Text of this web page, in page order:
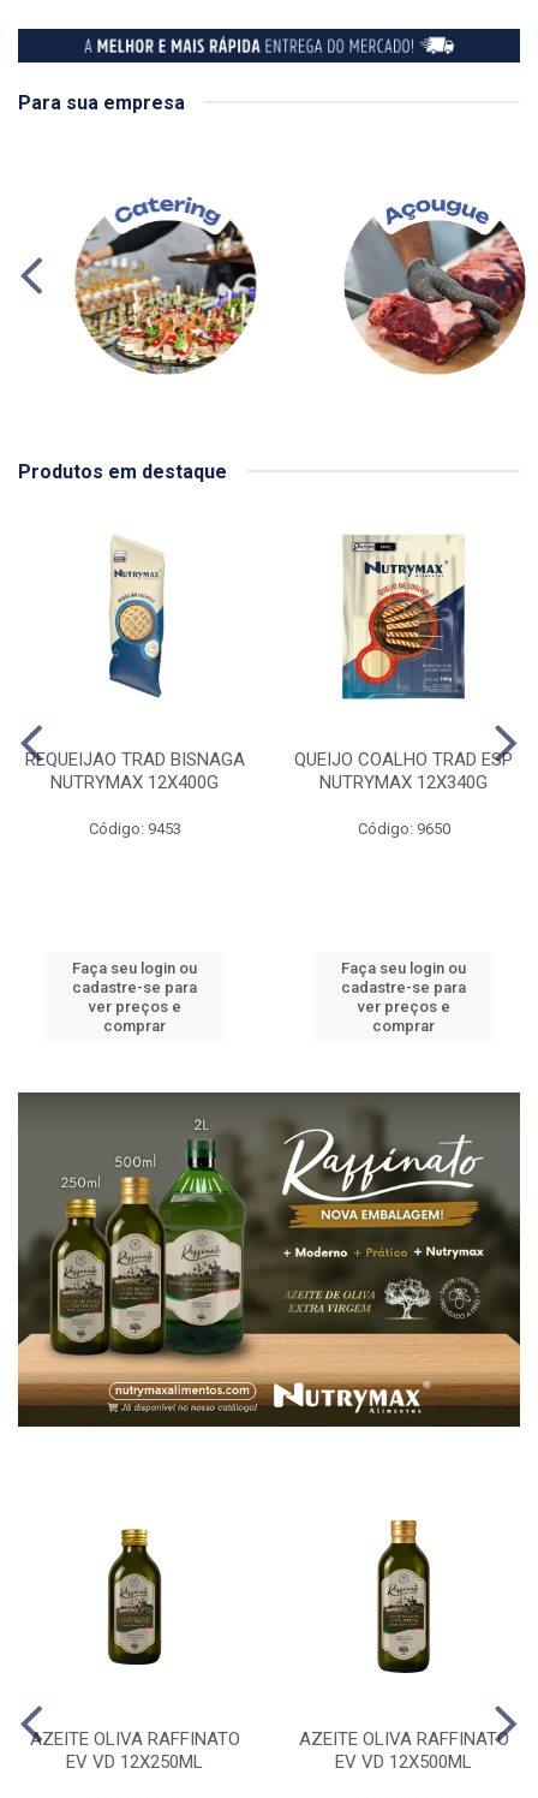
Para sua empresa
Produtos em destaque
REQUEIJAO TRAD BISNAGA
NUTRYMAX 12X400G
Código: 9453
Faça seu login ou
cadastre-se para
ver preços e
comprar
QUEIJO COALHO TRAD ESP
NUTRYMAX 12X340G
Código: 9650
Faça seu login ou
cadastre-se para
ver preços e
comprar
AZEITE OLIVA RAFFINATO
EV VD 12X250ML
AZEITE OLIVA RAFFINATO
EV VD 12X500ML